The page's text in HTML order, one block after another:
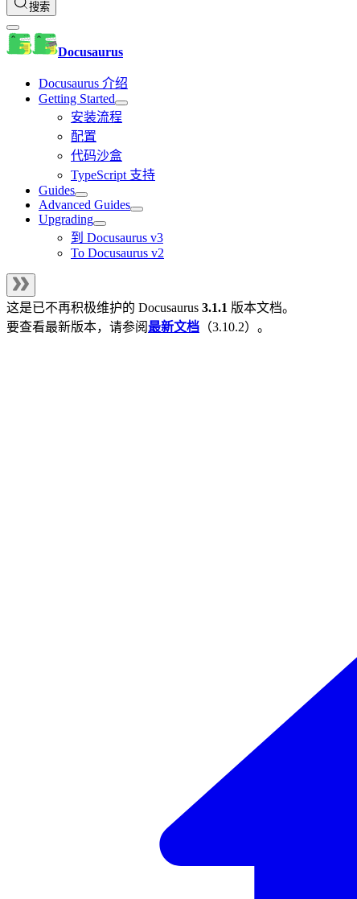
搜索
Docusaurus
Docusaurus 介绍
Getting Started
安装流程
配置
代码沙盒
TypeScript 支持
Guides
Advanced Guides
Upgrading
到 Docusaurus v3
To Docusaurus v2
这是已不再积极维护的 Docusaurus 3.1.1 版本文档。
要查看最新版本，请参阅最新文档 （3.10.2）。